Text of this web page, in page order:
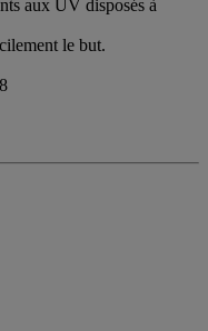
aux UV disposés à
le but.